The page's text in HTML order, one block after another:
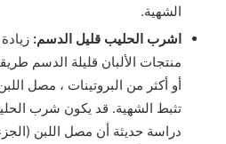
الشهية.
اشرب الحليب قليل الدسم:
منتجات الألبان قليلة الدسم
أو أكثر من البروتينات ، مصل
تثبط الشهية. قد يكون شرب
دراسة حديثة أن مصل اللبن